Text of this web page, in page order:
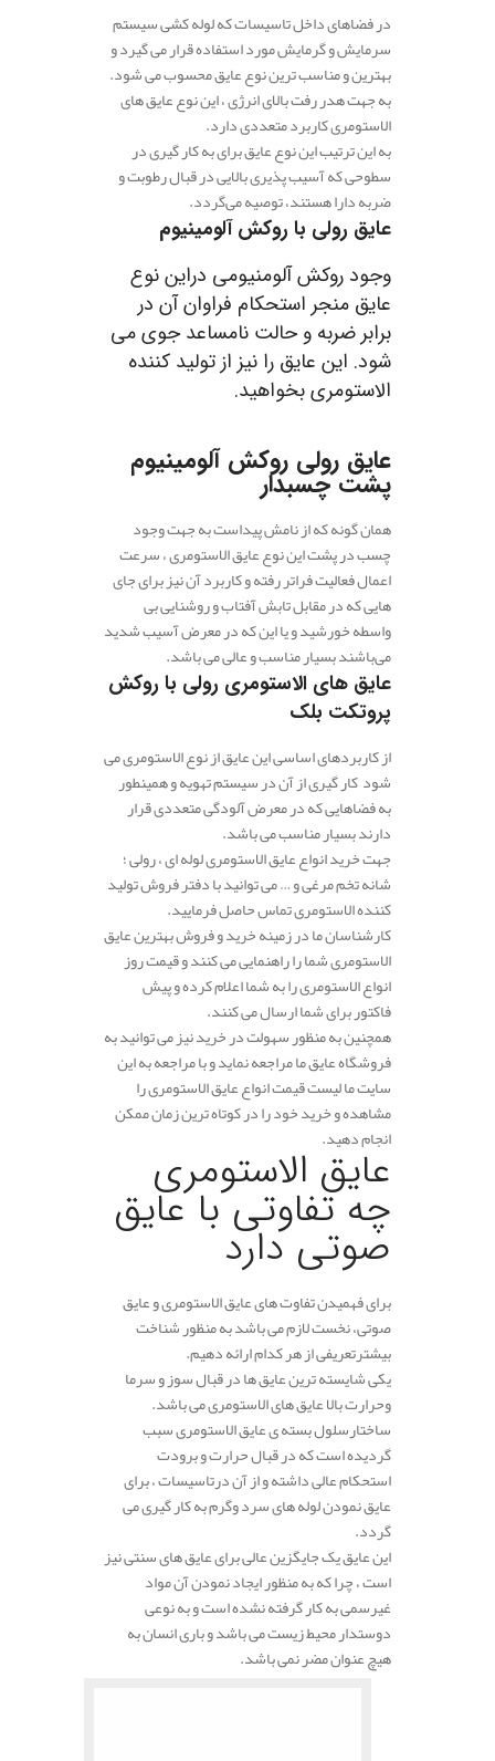
در فضاهای داخل تاسیسات که لوله کشی سیستم
سرمایش و گرمایش مورد استفاده قرار می گیرد و
بهترین و مناسب ترین نوع عایق محسوب می شود.
به جهت هدر رفت بالای انرژی ، این نوع عایق های
الاستومری کاربرد متعددی دارد.
به این ترتیب این نوع عایق برای به کار گیری در
سطوحی که آسیب پذیری بالایی در قبال رطوبت و
ضربه دارا هستند، توصیه می‌گردد.
عایق رولی با روکش آلومینیوم
وجود روکش آلومنیومی در‌این نوع
عایق منجر استحکام فراوان آن در
برابر ضربه و حالت نامساعد جوی‌ می
شود. این عایق را نیز از تولید کننده
الاستومری بخواهید.
عایق رولی روکش آلومینیوم
پشت چسبدار
همان گونه که از نامش پیداست به جهت وجود
چسب در پشت این نوع عایق الاستومری ، سرعت
اعمال فعالیت فراتر رفته و کاربرد آن نیز برای جای
هایی که در مقابل تابش آفتاب و روشنایی بی
واسطه خورشید و یا این که در معرض آسیب شدید
می‌باشند بسیار مناسب و عالی می باشد.
عایق های الاستومری رولی با روکش
پروتکت بلک
از کاربردهای اساسی این عایق از نوع الاستومری می
شود کار گیری از آن در سیستم تهویه و همینطور
به فضاهایی که در معرض آلودگی متعددی قرار
دارند بسیار مناسب می باشد.
جهت خرید انواع عایق الاستومری لوله ای ، رولی ؛
شانه تخم مرغی و … می توانید با دفتر فروش تولید
کننده الاستومری تماس حاصل فرمایید.
کارشناسان ما در زمینه خرید و فروش بهترین عایق
الاستومری شما را راهنمایی می کنند و قیمت روز
انواع الاستومری را به شما اعلام کرده و پیش
فاکتور برای شما ارسال می کنند.
همچنین به منظور سهولت در خرید نیز می توانید به
فروشگاه عایق ما مراجعه نماید و با مراجعه به این
سایت ما لیست قیمت انواع عایق الاستومری را
مشاهده و خرید خود را در کوتاه ترین زمان ممکن
انجام دهید.
عایق الاستومری
چه تفاوتی با عایق
صوتی دارد
برای فهمیدن تفاوت های عایق الاستومری و عایق
صوتی، نخست لازم می باشد به منظور شناخت
بیشترتعریفی از هر کدام ارائه دهیم.
یکی شایسته ترین عایق ها در قبال سوز و سرما
وحرارت بالا عایق های الاستومری می باشد.
ساختارسلول بسته ی عایق الاستومری سبب
گردیده است که در قبال حرارت و برودت
استحکام عالی داشته و از آن درتاسیسات ، برای
عایق نمودن لوله های سرد وگرم به کار گیری می‌
گردد.
این عایق یک جایگزین عالی برای عایق های سنتی نیز
است ، چرا‌ که به منظور ایجاد نمودن آن مواد
غیرسمی به کار گرفته نشده است و به نوعی
دوستدار محیط زیست می باشد و باری انسان به
هیچ عنوان مضر نمی باشد.